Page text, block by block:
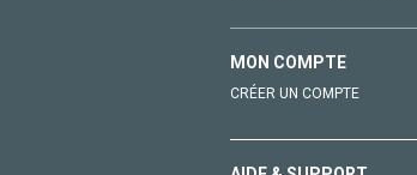
MON COMPTE
CRÉER UN COMPTE